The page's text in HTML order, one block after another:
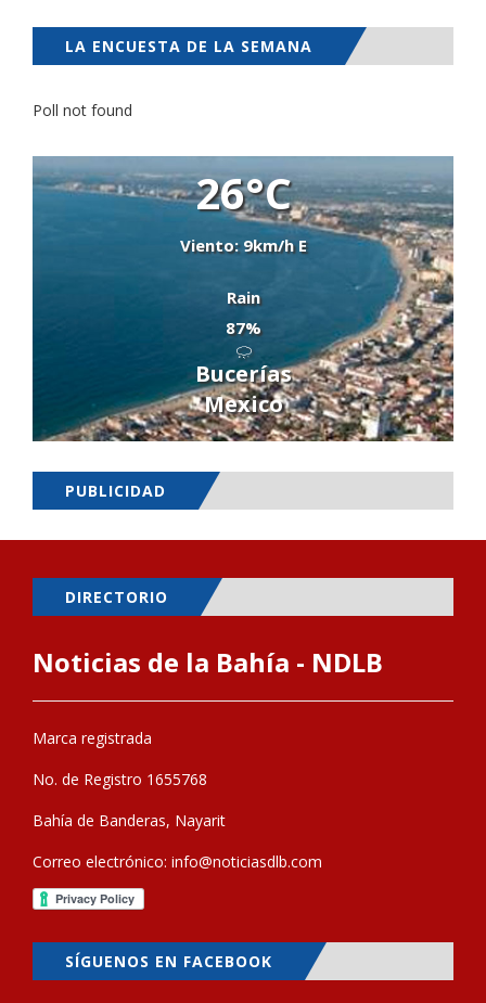
LA ENCUESTA DE LA SEMANA
Poll not found
26°C
Viento: 9km/h E
Rain
87%
Bucerías
Mexico
PUBLICIDAD
DIRECTORIO
Noticias de la Bahía - NDLB
Marca registrada
No. de Registro 1655768
Bahía de Banderas, Nayarit
Correo electrónico: info@noticiasdlb.com
SÍGUENOS EN FACEBOOK